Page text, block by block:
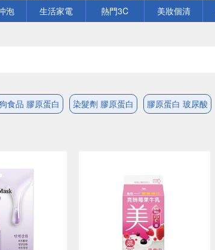
泡 生活家電 熱門3C 美妝個清
食品 膠原蛋白 染髮劑 膠原蛋白 膠原蛋白 玻尿酸